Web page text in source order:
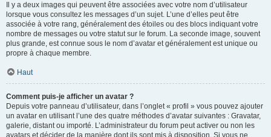
Il y a deux images qui peuvent être associées avec votre nom d’utilisateur
lorsque vous consultez les messages d’un sujet. L’une d’elles peut être
associée à votre rang, généralement des étoiles ou des blocs indiquant votre
nombre de messages ou votre statut sur le forum. La seconde image, souvent
plus grande, est connue sous le nom d’avatar et généralement est unique ou
propre à chaque membre.
Haut
Comment puis-je afficher un avatar ?
Depuis votre panneau d’utilisateur, dans l’onglet « profil » vous pouvez ajouter
un avatar en utilisant l’une des quatre méthodes d’avatar suivantes : Gravatar,
galerie, distant ou importé. L’administrateur du forum peut activer ou non les
avatars et décider de la manière dont ils sont mis à disposition. Si vous ne